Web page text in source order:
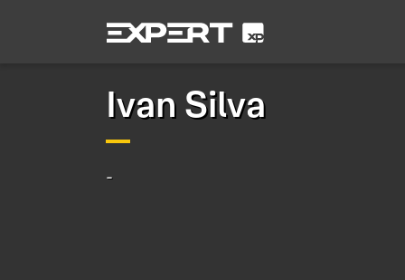
Ivan Silva
-